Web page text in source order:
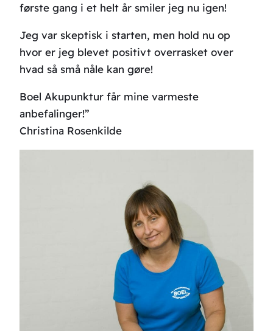
første gang i et helt år smiler jeg nu igen!
Jeg var skeptisk i starten, men hold nu op
hvor er jeg blevet positivt overrasket over
hvad så små nåle kan gøre!
Boel Akupunktur får mine varmeste
anbefalinger!”
Christina Rosenkilde